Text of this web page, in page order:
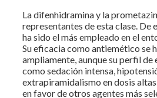
La difenhidramina y la
representantes de esta clase. De
ha sido el más empleado en el
Su eficacia como antiemético se
ampliamente, aunque su perfil de
como sedación intensa,
extrapiramidalismo en dosis
en favor de otros agentes más